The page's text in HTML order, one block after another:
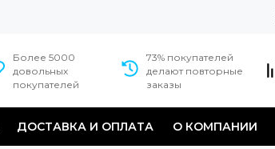
Более 5000
довольных
покупателей
73% покупателей
делают повторные
заказы
ДОСТАВКА И ОПЛАТА О КОМПАНИИ